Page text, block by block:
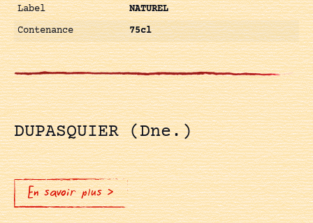
Label
NATUREL
Contenance
75cl
DUPASQUIER (Dne.)
En savoir plus >